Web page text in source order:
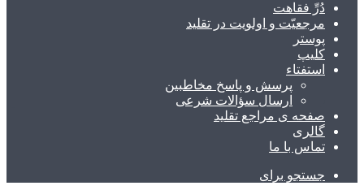
دُرِّ فقاهت
مرجعیّت و اولویت در تقلید
پوستر
کلیپ
استفتاء
پرسش و پاسخ مخاطبین
ارسال سؤالات شرعی
صفحه ی مراجع تقلید
گالری
تماس با ما
جستجو برای